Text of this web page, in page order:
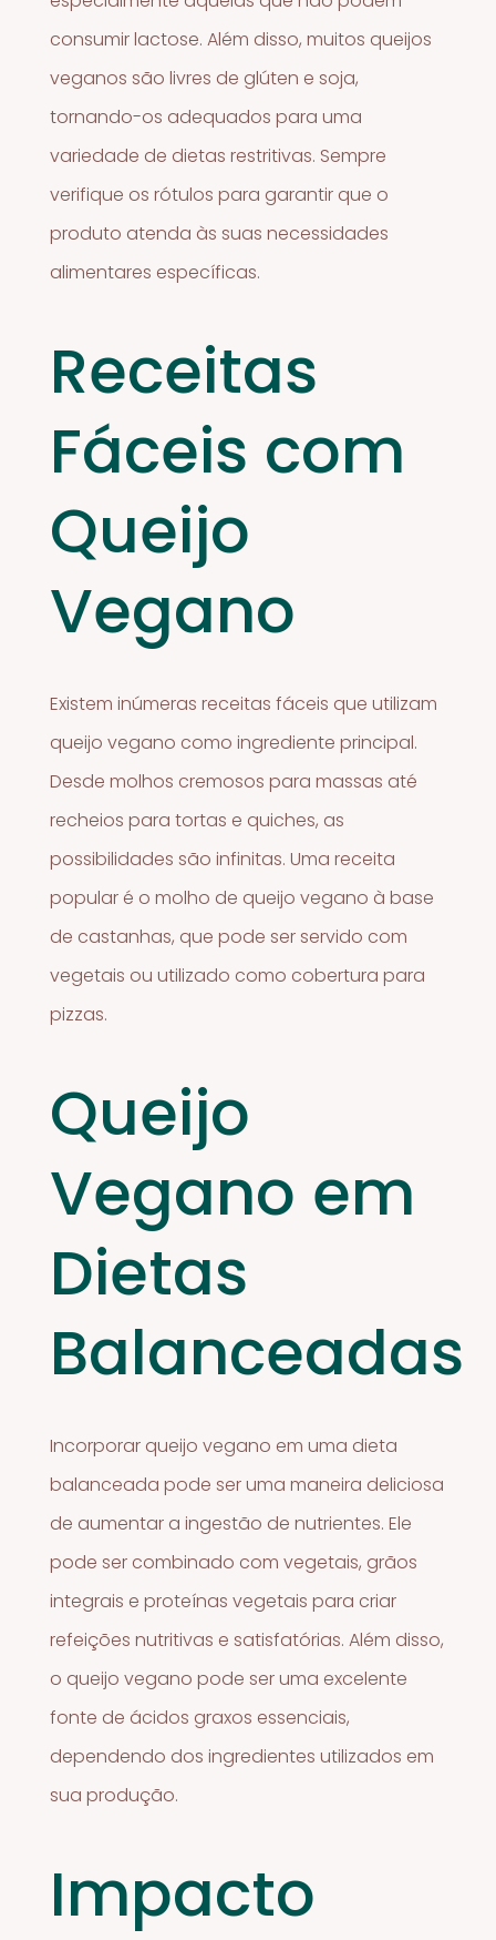
consumir lactose. Além disso, muitos queijos
veganos são livres de glúten e soja,
tornando-os adequados para uma
variedade de dietas restritivas. Sempre
verifique os rótulos para garantir que o
produto atenda às suas necessidades
alimentares específicas.
Receitas
Fáceis com
Queijo
Vegano
Existem inúmeras receitas fáceis que utilizam
queijo vegano como ingrediente principal.
Desde molhos cremosos para massas até
recheios para tortas e quiches, as
possibilidades são infinitas. Uma receita
popular é o molho de queijo vegano à base
de castanhas, que pode ser servido com
vegetais ou utilizado como cobertura para
pizzas.
Queijo
Vegano em
Dietas
Balanceadas
Incorporar queijo vegano em uma dieta
balanceada pode ser uma maneira deliciosa
de aumentar a ingestão de nutrientes. Ele
pode ser combinado com vegetais, grãos
integrais e proteínas vegetais para criar
refeições nutritivas e satisfatórias. Além disso,
o queijo vegano pode ser uma excelente
fonte de ácidos graxos essenciais,
dependendo dos ingredientes utilizados em
sua produção.
Impacto